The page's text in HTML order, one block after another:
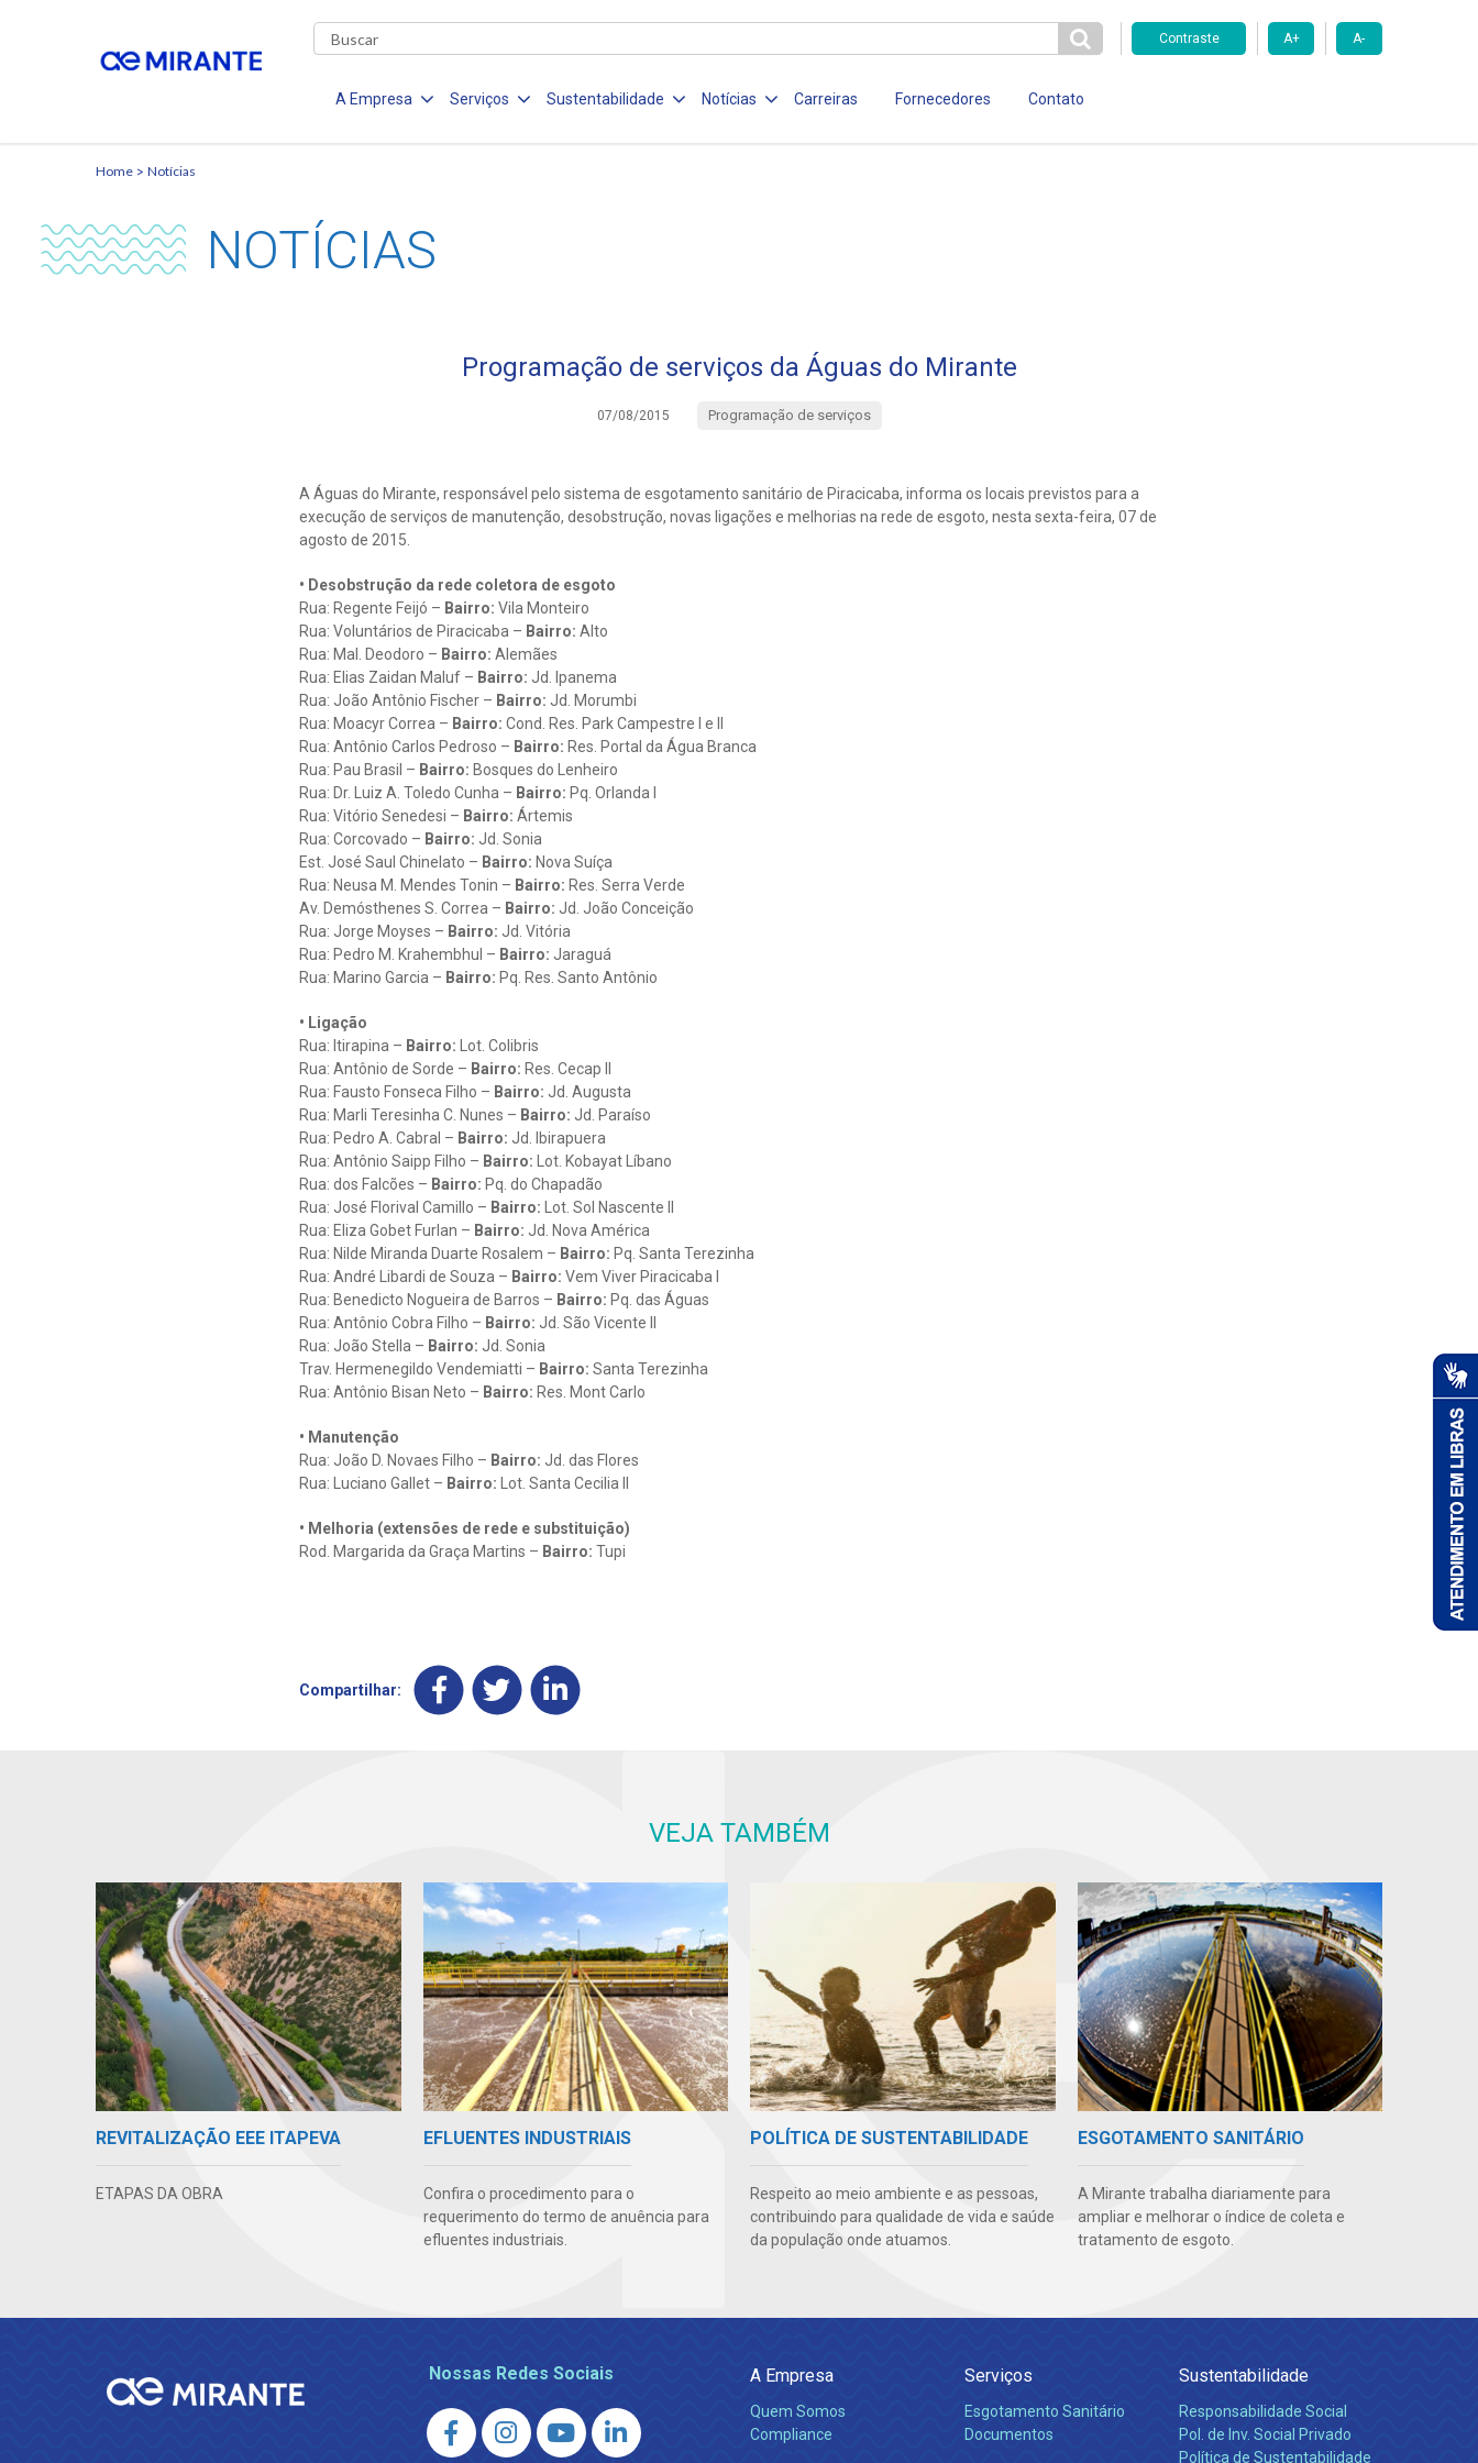
Contraste A+ A-
A Empresa Serviços Sustentabilidade Notícias Carreiras Fornecedores Contato
Home Notícias
NOTÍCIAS
Programação de serviços da Águas do Mirante
07/08/2015 Programação de serviços
A Águas do Mirante, responsável pelo sistema de esgotamento sanitário de Piracicaba, informa os locais previstos para a
execução de serviços de manutenção, desobstrução, novas ligações e melhorias na rede de esgoto, nesta sexta-feira, 07 de
agosto de 2015.
• Desobstrução da rede coletora de esgoto
Rua: Regente Feijó – Bairro: Vila Monteiro
Rua: Voluntários de Piracicaba – Bairro: Alto
Rua: Mal. Deodoro – Bairro: Alemães
Rua: Elias Zaidan Maluf – Bairro: Jd. Ipanema
Rua: João Antônio Fischer – Bairro: Jd. Morumbi
Rua: Moacyr Correa – Bairro: Cond. Res. Park Campestre I e II
Rua: Antônio Carlos Pedroso – Bairro: Res. Portal da Água Branca
Rua: Pau Brasil – Bairro: Bosques do Lenheiro
Rua: Dr. Luiz A. Toledo Cunha – Bairro: Pq. Orlanda I
Rua: Vitório Senedesi – Bairro: Ártemis
Rua: Corcovado – Bairro: Jd. Sonia
Est. José Saul Chinelato – Bairro: Nova Suíça
Rua: Neusa M. Mendes Tonin – Bairro: Res. Serra Verde
Av. Demósthenes S. Correa – Bairro: Jd. João Conceição
Rua: Jorge Moyses – Bairro: Jd. Vitória
Rua: Pedro M. Krahembhul – Bairro: Jaraguá
Rua: Marino Garcia – Bairro: Pq. Res. Santo Antônio
• Ligação
Rua: Itirapina – Bairro: Lot. Colibris
Rua: Antônio de Sorde – Bairro: Res. Cecap II
Rua: Fausto Fonseca Filho – Bairro: Jd. Augusta
Rua: Marli Teresinha C. Nunes – Bairro: Jd. Paraíso
Rua: Pedro A. Cabral – Bairro: Jd. Ibirapuera
Rua: Antônio Saipp Filho – Bairro: Lot. Kobayat Líbano
Rua: dos Falcões – Bairro: Pq. do Chapadão
Rua: José Florival Camillo – Bairro: Lot. Sol Nascente II
Rua: Eliza Gobet Furlan – Bairro: Jd. Nova América
Rua: Nilde Miranda Duarte Rosalem – Bairro: Pq. Santa Terezinha
Rua: André Libardi de Souza – Bairro: Vem Viver Piracicaba I
Rua: Benedicto Nogueira de Barros – Bairro: Pq. das Águas
Rua: Antônio Cobra Filho – Bairro: Jd. São Vicente II
Rua: João Stella – Bairro: Jd. Sonia
Trav. Hermenegildo Vendemiatti – Bairro: Santa Terezinha
Rua: Antônio Bisan Neto – Bairro: Res. Mont Carlo
• Manutenção
Rua: João D. Novaes Filho – Bairro: Jd. das Flores
Rua: Luciano Gallet – Bairro: Lot. Santa Cecilia II
• Melhoria (extensões de rede e substituição)
Rod. Margarida da Graça Martins – Bairro: Tupi
Compartilhar:
VEJA TAMBÉM
REVITALIZAÇÃO EEE ITAPEVA
ETAPAS DA OBRA
EFLUENTES INDUSTRIAIS
Confira o procedimento para o
requerimento do termo de anuência para
efluentes industriais.
POLÍTICA DE SUSTENTABILIDADE
Respeito ao meio ambiente e as pessoas,
contribuindo para qualidade de vida e saúde
da população onde atuamos.
ESGOTAMENTO SANITÁRIO
A Mirante trabalha diariamente para
ampliar e melhorar o índice de coleta e
tratamento de esgoto.
Nossas Redes Sociais A Empresa
Quem Somos
Compliance
Serviços
Esgotamento Sanitário
Documentos
Sustentabilidade
Responsabilidade Social
Pol. de Inv. Social Privado
Política de Sustentabilidade